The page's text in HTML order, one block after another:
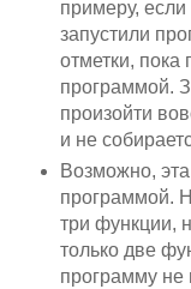
примеру,
запустили
отметки, пока
программой.
произойти
и не
Возможно, эта
программой.
три функции,
только две
программу не